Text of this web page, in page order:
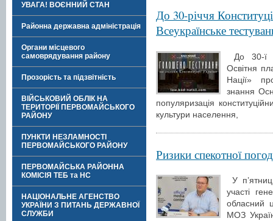
УВАГА! ВОЄННИЙ СТАН
Районна державна адміністрація
Органи місцевого
самоврядування району
Прозорість та підзвітність
ВІЙСЬКОВИЙ ОБЛІК НА
ТЕРИТОРІЇ ПЕРВОМАЙСЬКОГО
РАЙОНУ
ПУНКТИ НЕЗЛАМНОСТІ
ПЕРВОМАЙСЬКОГО РАЙОНУ
ПЕРВОМАЙСЬКА РАЙОННА
КОМІСІЯ ТЕБ та НС
НАЦІОНАЛЬНЕ АГЕНСТВО
УКРАЇНИ З ПИТАНЬ ДЕРЖАВНОЇ
СЛУЖБИ
До 30-річчя
Всеукраїнське
До 30-ї
Освітня
Нації»
знання
популяризація
культури населення,
Ризики спекотної
У
участі
обласний
МОЗ